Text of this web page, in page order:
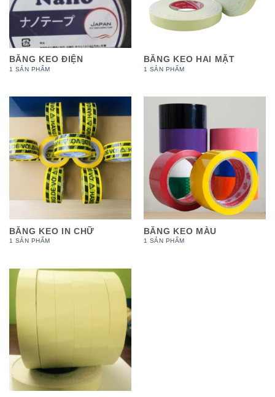
BĂNG KEO ĐIỆN
1 SẢN PHẨM
BĂNG KEO HAI MẶT
1 SẢN PHẨM
BĂNG KEO IN CHỮ
1 SẢN PHẨM
BĂNG KEO MÀU
1 SẢN PHẨM